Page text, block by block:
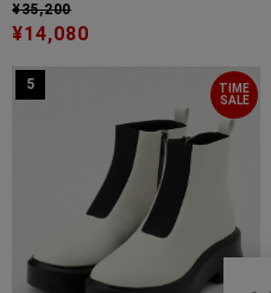
¥35,200
¥14,080
TIME
SALE
5